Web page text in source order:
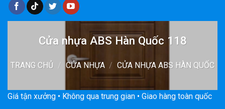
Cửa nhựa ABS Hàn Quốc 118
TRANG CHỦ / CỬA NHỰA / CỬA NHỰA ABS HÀN QUỐC
Giá tận xưởng • Không qua trung gian • Giao hàng toàn quốc